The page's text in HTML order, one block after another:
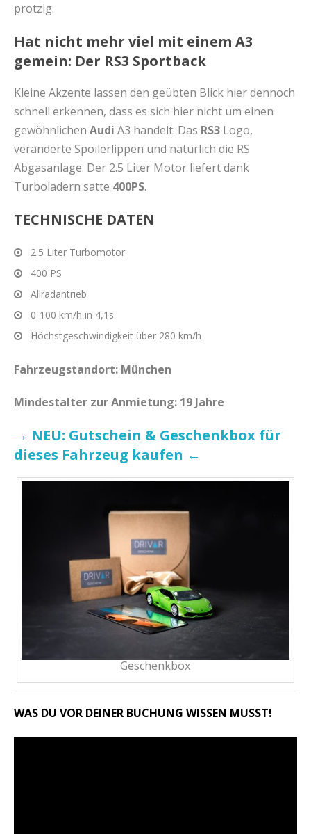
protzig.
Hat nicht mehr viel mit einem A3
gemein: Der RS3 Sportback
Kleine Akzente lassen den geübten Blick hier dennoch
schnell erkennen, dass es sich hier nicht um einen
gewöhnlichen Audi A3 handelt: Das RS3 Logo,
veränderte Spoilerlippen und natürlich die RS
Abgasanlage. Der 2.5 Liter Motor liefert dank
Turboladern satte 400PS.
TECHNISCHE DATEN
2.5 Liter Turbomotor
400 PS
Allradantrieb
0-100 km/h in 4,1s
Höchstgeschwindigkeit über 280 km/h
Fahrzeugstandort: München
Mindestalter zur Anmietung: 19 Jahre
→ NEU: Gutschein & Geschenkbox für
dieses Fahrzeug kaufen ←
Geschenkbox
WAS DU VOR DEINER BUCHUNG WISSEN MUSST!